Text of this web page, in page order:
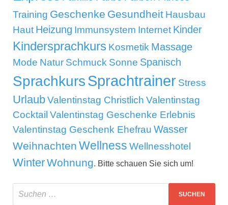
Training Geschenke Gesundheit Hausbau
Haut Heizung Immunsystem Internet Kinder
Kindersprachkurs Kosmetik Massage
Mode Natur Schmuck Sonne Spanisch
SprachkursSprachtrainer Stress
UrlaubValentinstag Christlich Valentinstag
Cocktail Valentinstag Geschenke Erlebnis
Valentinstag Geschenk Ehefrau Wasser
Weihnachten Wellness Wellnesshotel
WinterWohnung. Bitte schauen Sie sich um!